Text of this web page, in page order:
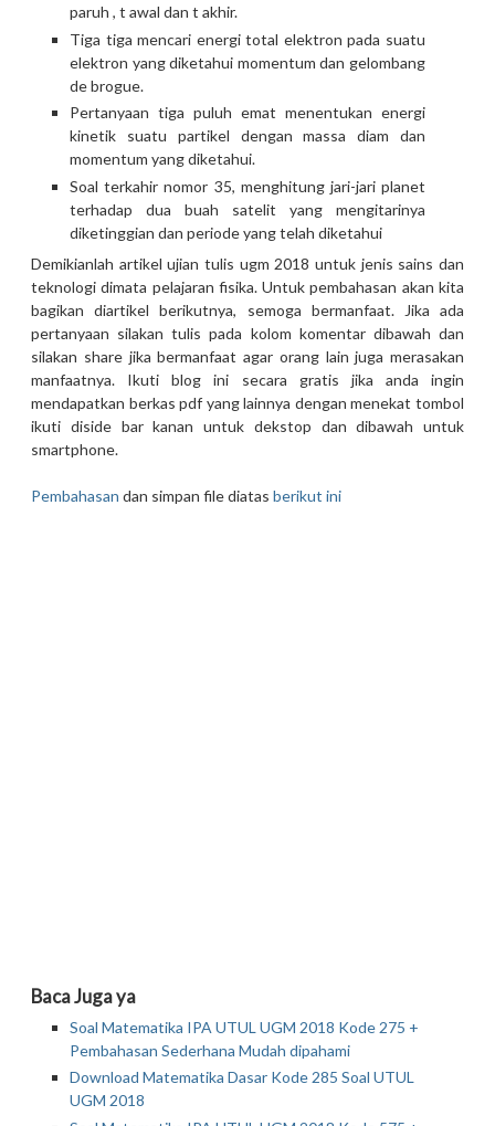
paruh , t awal dan t akhir.
Tiga tiga mencari energi total elektron pada suatu
elektron yang diketahui momentum dan gelombang
de brogue.
Pertanyaan tiga puluh emat menentukan energi
kinetik suatu partikel dengan massa diam dan
momentum yang diketahui.
Soal terkahir nomor 35, menghitung jari-jari planet
terhadap dua buah satelit yang mengitarinya
diketinggian dan periode yang telah diketahui
Demikianlah artikel ujian tulis ugm 2018 untuk jenis sains dan
teknologi dimata pelajaran fisika. Untuk pembahasan akan kita
bagikan diartikel berikutnya, semoga bermanfaat. Jika ada
pertanyaan silakan tulis pada kolom komentar dibawah dan
silakan share jika bermanfaat agar orang lain juga merasakan
manfaatnya. Ikuti blog ini secara gratis jika anda ingin
mendapatkan berkas pdf yang lainnya dengan menekat tombol
ikuti diside bar kanan untuk dekstop dan dibawah untuk
smartphone.
Pembahasan dan simpan file diatas berikut ini
Baca Juga ya
Soal Matematika IPA UTUL UGM 2018 Kode 275 +
Pembahasan Sederhana Mudah dipahami
Download Matematika Dasar Kode 285 Soal UTUL
UGM 2018